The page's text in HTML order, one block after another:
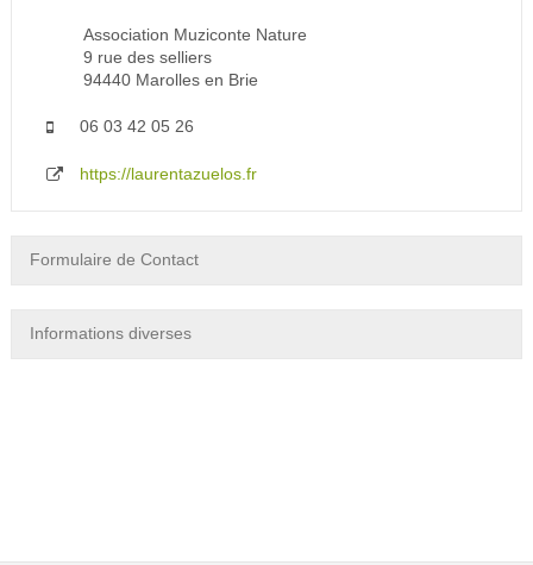
Association Muziconte Nature
9 rue des selliers
94440 Marolles en Brie
06 03 42 05 26
https://laurentazuelos.fr
Formulaire de Contact
Informations diverses